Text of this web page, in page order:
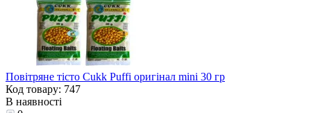
Повітряне тісто Cukk Puffi оригінал mini 30 гр
Код товару: 747
В наявності